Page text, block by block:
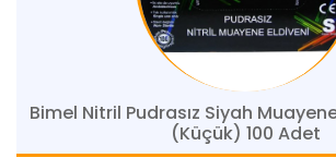
Bimel Nitril Pudrasız Siyah
(Küçük) 100 Adet